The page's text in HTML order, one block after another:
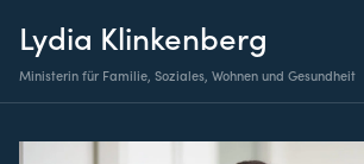
Lydia Klinkenberg
Ministerin für Familie, Soziales, Wohnen und Gesundheit